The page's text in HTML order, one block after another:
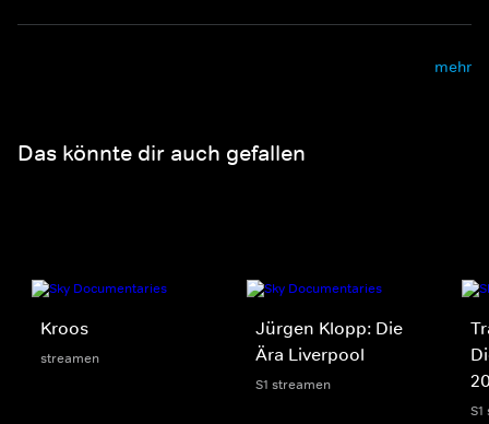
mehr
Das könnte dir auch gefallen
Kroos
streamen
Jürgen Klopp: Die
Ära Liverpool
S1 streamen